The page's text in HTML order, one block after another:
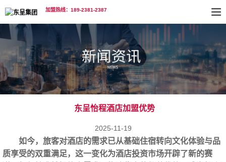
加盟热线：189-2381-2387
东呈怡程酒店加盟优势
2025-11-19
如今，旅客对酒店的需求已从基础住宿转向文化体验与品
质享受的双重满足，这一变化为酒店投资市场开辟了新的赛